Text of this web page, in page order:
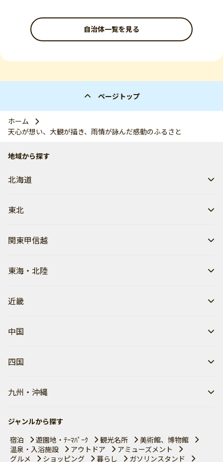
自治体一覧を見る
ページトップ
ホーム
天心が想い、大観が描き、雨情が詠んだ感動のふるさと
地域から探す
北海道
東北
関東甲信越
東海・北陸
近畿
中国
四国
九州・沖縄
ジャンルから探す
宿泊
遊園地・ﾃｰﾏﾊﾟｰｸ 観光名所
美術館、博物館
温泉・入浴施設
アウトドア
アミューズメント
グルメ
ショッピング 暮らし ガソリンスタンド